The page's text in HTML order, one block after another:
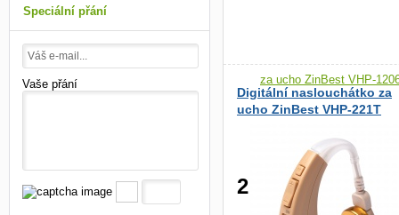
2 990 Kč
Digitální naslouchátko za
ucho ZinBest VHP-221T
Speciální přání
Vaše přání